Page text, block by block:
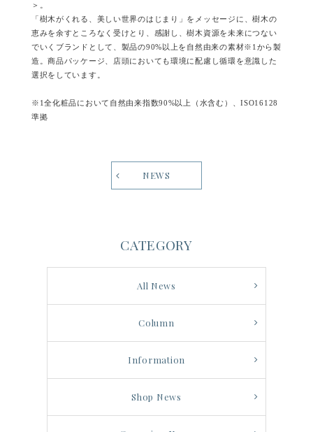
＞。
「樹木がくれる、美しい世界のはじまり」をメッセージに、樹木の
恵みを余すところなく受けとり、感謝し、樹木資源を未来につない
でいくブランドとして、製品の90%以上を自然由来の素材※1から製
造。商品パッケージ、店頭においても環境に配慮し循環を意識した
選択をしています。
※1全化粧品において自然由来指数90%以上（水含む）、ISO16128
準拠
NEWS
CATEGORY
All News
Column
Information
Shop News